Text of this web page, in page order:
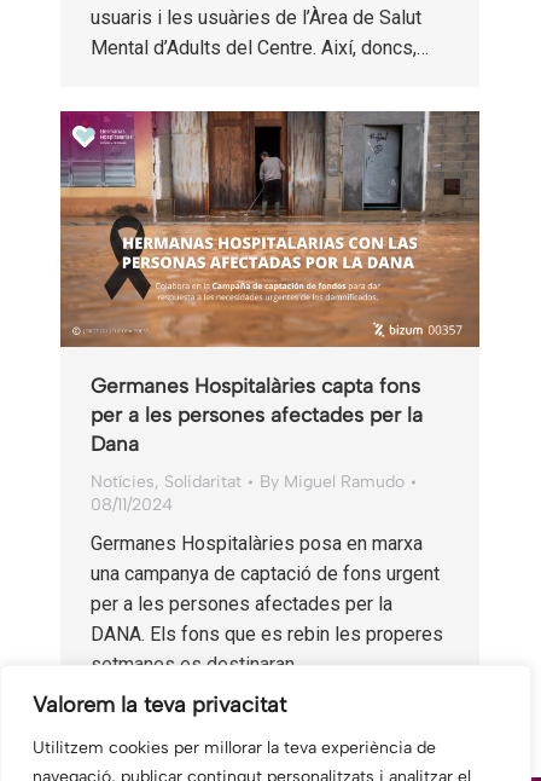
Valorem la teva privacitat
Utilitzem cookies per millorar la teva experiència de
navegació, publicar contingut personalitzats i analitzar el
usuaris i les usuàries de l’Àrea de Salut
Mental d’Adults del Centre. Així, doncs,…
Germanes Hospitalàries capta fons
per a les persones afectades per la
Dana
Notícies, Solidaritat By Miguel Ramudo
08/11/2024
Germanes Hospitalàries posa en marxa
una campanya de captació de fons urgent
per a les persones afectades per la
DANA. Els fons que es rebin les properes
setmanes es destinaran…